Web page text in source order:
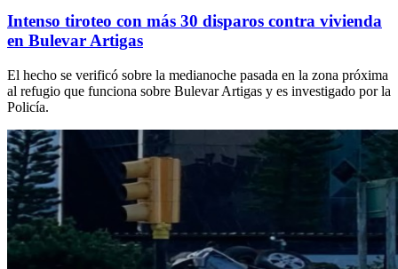
Intenso tiroteo con más 30 disparos contra vivienda
en Bulevar Artigas
El hecho se verificó sobre la medianoche pasada en la zona próxima
al refugio que funciona sobre Bulevar Artigas y es investigado por la
Policía.